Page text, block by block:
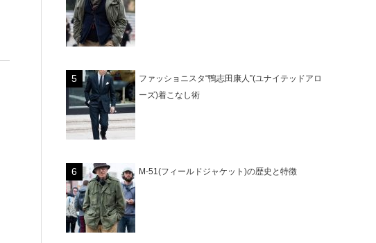
ファッショニスタ“鴨志田康人”(ユナイテッドアロ
ーズ)着こなし術
M-51(フィールドジャケット)の歴史と特徴